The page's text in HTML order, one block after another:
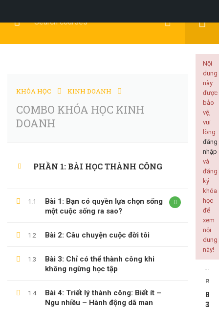
BACKEND
COMBO KHÓA HỌC KINH DOANH
KHÓA HỌC KINH DOANH
COMBO KHÓA HỌC KINH
DOANH
PHẦN 1: BÀI HỌC THÀNH CÔNG
1.1
Bài 1: Bạn có quyền lựa chọn sống
một cuộc sống ra sao?
1.2 Bài 2: Câu chuyện cuộc đời tôi
1.3
Bài 3: Chỉ có thể thành công khi
không ngừng học tập
1.4
Bài 4: Triết lý thành công: Biết ít –
Ngu nhiều – Hành động dã man
Nội
dung
này
được
bảo
vệ,
vui
lòng
đăng
nhập
và
đăng
ký
khóa
học
để
xem
nội
dung
này!
PREV
Bài
31:
Bài
33:
ALL COURSES
BACKEND
CÔNG NGHỆ THÔNG TIN
KINH DOANH
KỸ NĂNG MỀM